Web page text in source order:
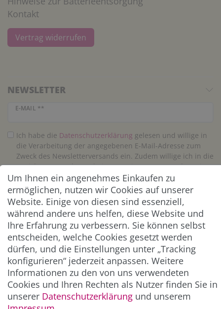
Kontakt
Vertrag widerrufen
NEWSLETTER
E-MAIL **
Newsletter Honig
Ich habe die Daten­schutz­erklärung gelesen und willige in
die Verarbeitung der angegebenen E-Mail-Adresse zum
Zweck des Newsletterversands ein. Zudem willige ich in die
Speicherung und Verarbeitung meiner Nutzungsdaten in
der Empfängerstatistik des Newslettertools ein. Meine
Einwilligung kann ich jederzeit widerrufen. Eine
Abmeldung vom Newsletter ist jederzeit möglich.**
Abonnieren
** Hierbei handelt es sich um ein Pflichtfeld.
ZAHLUNG & VERSAND
Um Ihnen ein angenehmes Einkaufen zu
ermöglichen, nutzen wir Cookies auf unserer
Website. Einige von diesen sind essenziell,
während andere uns helfen, diese Website und
Ihre Erfahrung zu verbessern. Sie können selbst
entscheiden, welche Cookies gesetzt werden
dürfen, und die Einstellungen unter „Tracking
konfigurieren“ jederzeit anpassen. Weitere
Informationen zu den von uns verwendeten
Cookies und Ihren Rechten als Nutzer finden Sie in
unserer Daten­schutz­erklärung und unserem